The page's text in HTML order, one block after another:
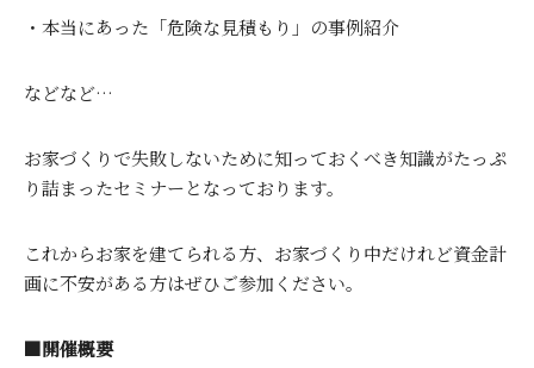
・本当にあった「危険な見積もり」の事例紹介
などなど…
お家づくりで失敗しないために知っておくべき知識がたっぷ
り詰まったセミナーとなっております。
これからお家を建てられる方、お家づくり中だけれど資金計
画に不安がある方はぜひご参加ください。
■開催概要